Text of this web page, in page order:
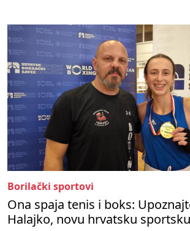
Borilački sportovi
Ona spaja tenis i boks:
Halajko, novu hrvatsku